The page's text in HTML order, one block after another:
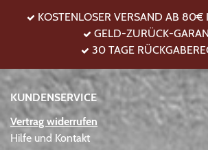
KOSTENLOSER VERSAND AB 80€
GELD-ZURÜCK-
30 TAGE
KUNDENSERVICE
Vertrag widerrufen
Hilfe und Kontakt